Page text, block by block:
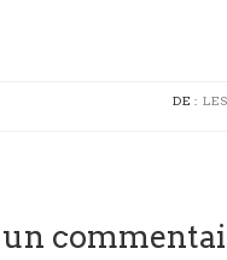
DE :